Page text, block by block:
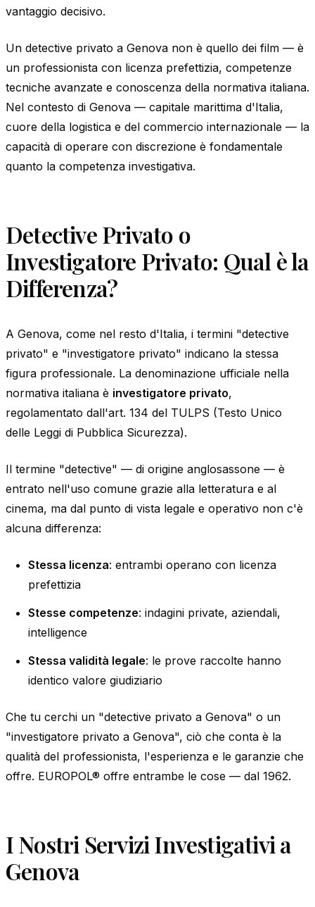
vantaggio decisivo.
Un detective privato a Genova non è quello dei film — è
un professionista con licenza prefettizia, competenze
tecniche avanzate e conoscenza della normativa italiana.
Nel contesto di Genova — capitale marittima d'Italia,
cuore della logistica e del commercio internazionale — la
capacità di operare con discrezione è fondamentale
quanto la competenza investigativa.
Detective Privato o
Investigatore Privato: Qual è la
Differenza?
A Genova, come nel resto d'Italia, i termini "detective
privato" e "investigatore privato" indicano la stessa
figura professionale. La denominazione ufficiale nella
normativa italiana è investigatore privato,
regolamentato dall'art. 134 del TULPS (Testo Unico
delle Leggi di Pubblica Sicurezza).
Il termine "detective" — di origine anglosassone — è
entrato nell'uso comune grazie alla letteratura e al
cinema, ma dal punto di vista legale e operativo non c'è
alcuna differenza:
Stessa licenza: entrambi operano con licenza
prefettizia
Stesse competenze: indagini private, aziendali,
intelligence
Stessa validità legale: le prove raccolte hanno
identico valore giudiziario
Che tu cerchi un "detective privato a Genova" o un
"investigatore privato a Genova", ciò che conta è la
qualità del professionista, l'esperienza e le garanzie che
offre. EUROPOL® offre entrambe le cose — dal 1962.
I Nostri Servizi Investigativi a
Genova